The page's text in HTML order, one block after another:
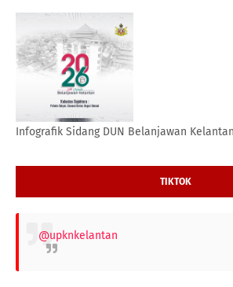
Infografik Sidang DUN Belanjawan
TIKTOK
@upknkelantan